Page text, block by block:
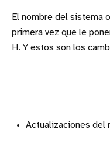
El nombre del sistema
primera vez que le
H. Y estos son los
Actualizaciones del